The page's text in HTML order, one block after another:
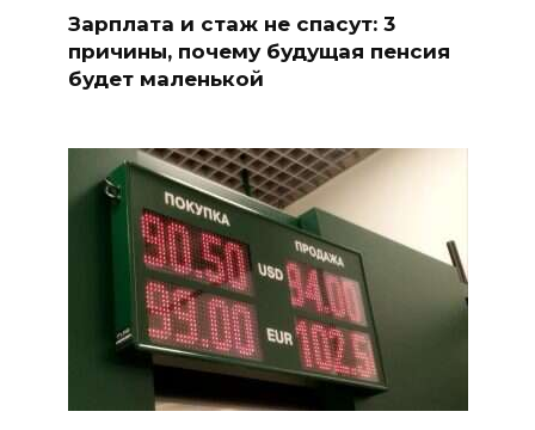
Зарплата и стаж не спасут: 3
причины, почему будущая пенсия
будет маленькой